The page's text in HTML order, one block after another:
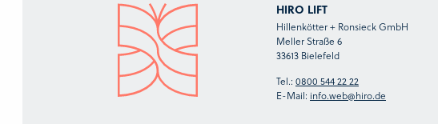
HIRO LIFT
Hillenkötter + Ronsieck GmbH
Meller Straße 6
33613 Bielefeld
Tel.: 0800 544 22 22
E-Mail: info.web@hiro.de